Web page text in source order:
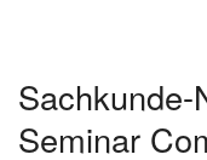
Seminar